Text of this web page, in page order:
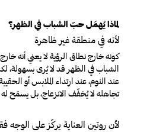
لماذا يُهمَل حبّ الشباب في الظهر؟
لأنه في منطقة غير ظاهرة
كونه خارج نطاق الرؤية لا يعني أنه
الشباب في الظهر قد لا يُرى بسهولة،
عند النوم، عند ارتداء الملابس أو
تجاهله لا يُخفّف الانزعاج، بل يسمَح له
لأن روتين العناية يركّز على الوجه